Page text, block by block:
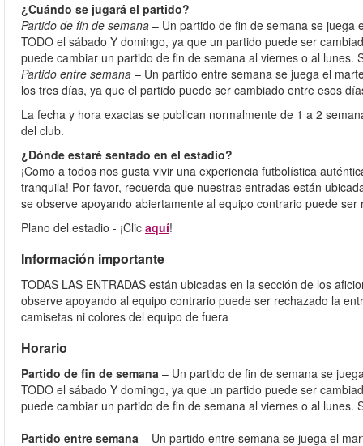
¿Cuándo se jugará el partido?
Partido de fin de semana – Un partido de fin de semana se juega
TODO el sábado Y domingo, ya que un partido puede ser
puede cambiar un partido de fin de semana al viernes o al lunes.
Partido entre semana – Un partido entre semana se juega el
los tres días, ya que el partido puede ser cambiado entre esos
La fecha y hora exactas se publican normalmente de 1 a 2
del club.
¿Dónde estaré sentado en el estadio?
¡Como a todos nos gusta vivir una experiencia futbolística
tranquila! Por favor, recuerda que nuestras entradas están
se observe apoyando abiertamente al equipo contrario puede
Plano del estadio - ¡Clic aquí!
Información importante
TODAS LAS ENTRADAS están ubicadas en la sección de los
observe apoyando al equipo contrario puede ser rechazado la
camisetas ni colores del equipo de fuera
Horario
Partido de fin de semana – Un partido de fin de semana se
TODO el sábado Y domingo, ya que un partido puede ser
puede cambiar un partido de fin de semana al viernes o al lunes.
Partido entre semana – Un partido entre semana se juega el